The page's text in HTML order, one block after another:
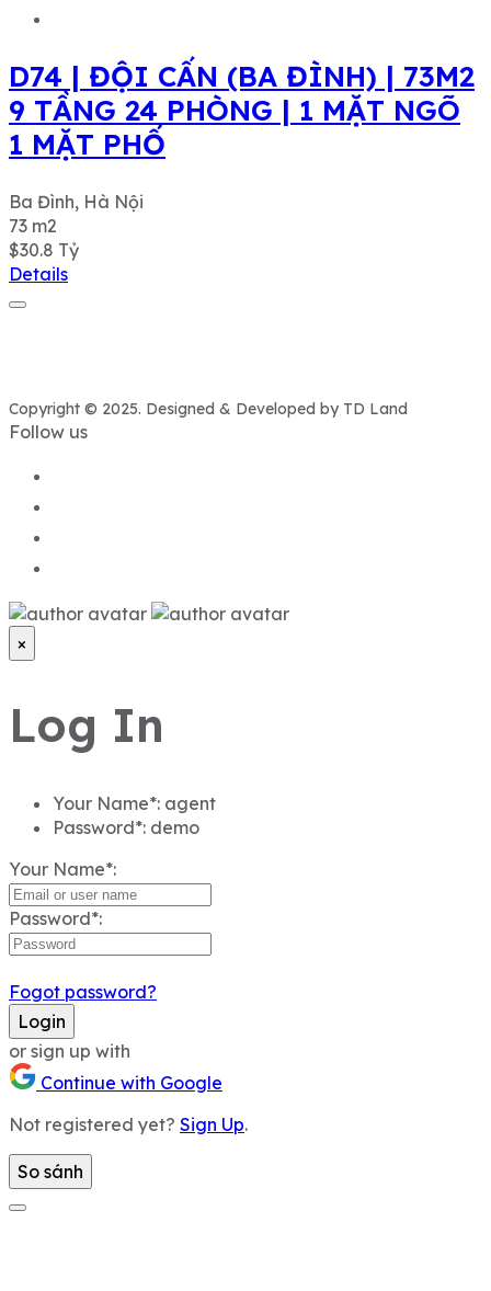
D74 | ĐỘI CẤN (BA ĐÌNH) | 73M2
9 TẦNG 24 PHÒNG | 1 MẶT NGÕ
1 MẶT PHỐ
Ba Đình, Hà Nội
73 m2
$30.8 Tỷ
Details
Copyright © 2025. Designed & Developed by TD Land
Follow us
×
Log In
Your Name*: agent
Password*: demo
Your Name*:
Password*:
Fogot password?
Login
or sign up with
Continue with Google
Not registered yet? Sign Up.
So sánh